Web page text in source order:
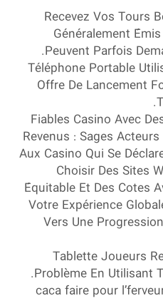
Recevez Vos Tours
Généralement
Peuvent Parfois
Téléphone Portable
Offre De Lancement
Fiables Casino Avec
Revenus : Sages
Aux Casino Qui Se
Choisir Des Sites
Équitable Et Des Cotes
Votre Expérience
Vers Une
Tablette Joueurs
Problème En Utilisant
caca faire pour